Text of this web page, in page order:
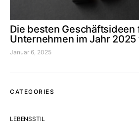
Die besten Geschäftsideen
Unternehmen im Jahr
Januar 6, 2025
CATEGORIES
LEBENSSTIL